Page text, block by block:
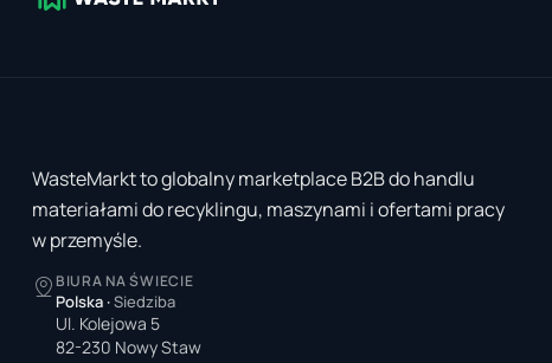
WasteMarkt to globalny marketplace B2B do handlu
materiałami do recyklingu, maszynami i ofertami pracy
w przemyśle.
BIURA NA ŚWIECIE
Polska ·Siedziba
Ul. Kolejowa 5
82-230 Nowy Staw